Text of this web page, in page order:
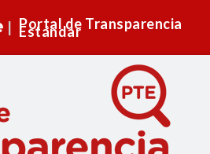
Portal de Transparencia
Estándar